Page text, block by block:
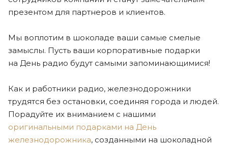
презентом для партнеров и клиентов.
Мы воплотим в шоколаде ваши самые смелые
замыслы. Пусть ваши корпоративные подарки
на День радио будут самыми запоминающимися!
Как и работники радио, железнодорожники
трудятся без остановки, соединяя города и людей.
Порадуйте их вниманием с нашими
оригинальными подарками на День
железнодорожника, созданными на шоколадной